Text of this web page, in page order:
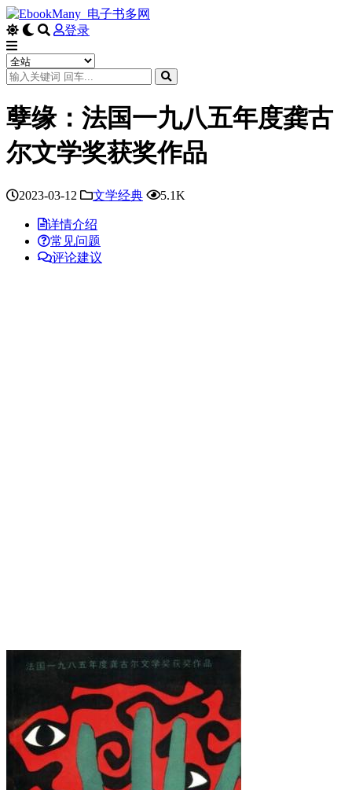
登录
孽缘：法国一九八五年度龚古
尔文学奖获奖作品
2023-03-12 文学经典 5.1K
详情介绍
常见问题
评论建议